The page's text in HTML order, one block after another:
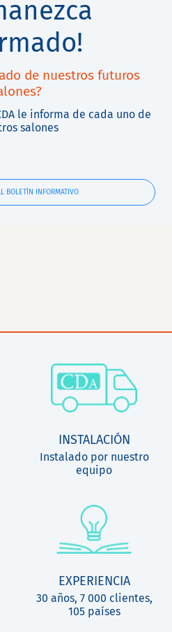
de nuestros futuros
le informa de cada uno de
salones
BOLETÍN INFORMATIVO
INSTALACIÓN
Instalado por nuestro
equipo
EXPERIENCIA
30 años, 7 000 clientes,
105 países